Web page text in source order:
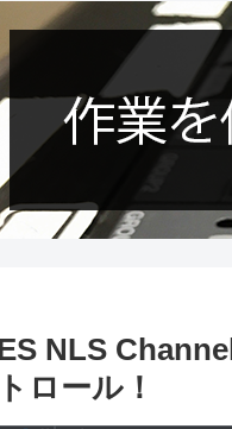
NLS
ロール！